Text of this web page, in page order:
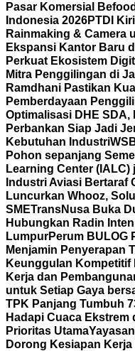
Pasar Komersial
Indonesia 2026PTDI
Rainmaking & Camera
Ekspansi Kantor Baru
Perkuat Ekosistem
Mitra Penggilingan di
Ramdhani Pastikan
Pemberdayaan
Optimalisasi DHE
Perbankan Siap Jadi
Kebutuhan Industri
Pohon sepanjang
Learning Center (IALC)
Industri Aviasi Bertaraf
Luncurkan Whooz,
SMETransNusa Buka
Hubungkan Radin
LumpurPerum BULOG
Menjamin Penyerapan
Keunggulan
Kerja dan
untuk Setiap Gaya
TPK Panjang Tumbuh
Hadapi Cuaca Ekstrem
Prioritas Utama
Dorong Kesiapan